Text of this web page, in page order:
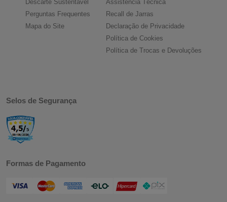
Descarte Sustentável
Perguntas Frequentes
Mapa do Site
Assistencia Técnica
Recall de Jarras
Declaração de Privacidade
Política de Cookies
Política de Trocas e Devoluções
Selos de Segurança
Formas de Pagamento